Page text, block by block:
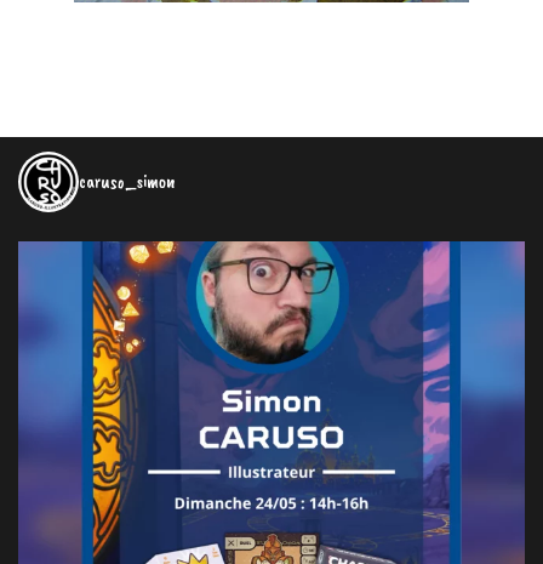
caruso_simon